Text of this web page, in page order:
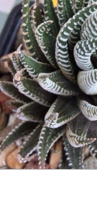
Haworthia
8meses sin